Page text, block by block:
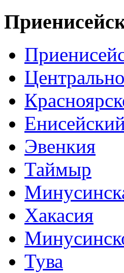
Эвенкия
Таймыр
Хакасия
Тува